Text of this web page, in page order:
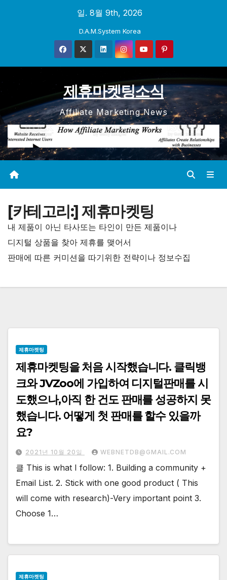
일. 8월 9th, 2026
D.A.M.System Korea
제휴마켓팅소식
Affiliate Marketing News
[카테고리:]제휴마켓팅
내 제품이 아닌 타사또는 타인이 만든 제품이나
디지털 상품을 찾아 제휴를 맺어서
판매에 따른 커미션을 따기위한 전략이나 정보수집
제휴마켓팅
제휴마켓팅을 처음 시작했습니다. 클릭뱅
크와 JVZoo에 가입하여 디지털판매를 시
도했으나,아직 한 건도 판매를 성공하지 못
했습니다. 어떻게 첫 판매를 할수 있을까
요?
2021년 10월 20일 WEBNETDB@GMAIL.COM
클 This is what I follow:⁣ ⁣1. Building a community +
Email List.⁣ ⁣2. Stick with one good product ( This
will come with research)-Very important point⁣ ⁣3.
Choose 1…
제휴마켓팅